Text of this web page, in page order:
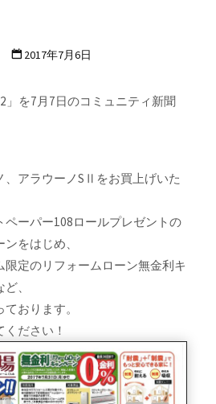
2017年7月6日
」を7月7日のコミュニティ新聞
、アラウーノSⅡをお買上げいた
ペーパー108ロールプレゼントの
をはじめ、
定のリフォームローン無金利キ
、
おります。
ださい！